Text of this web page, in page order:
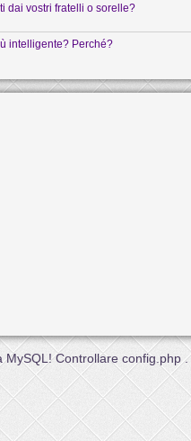
dai vostri fratelli o sorelle?
intelligente? Perché?
MySQL! Controllare config.php .